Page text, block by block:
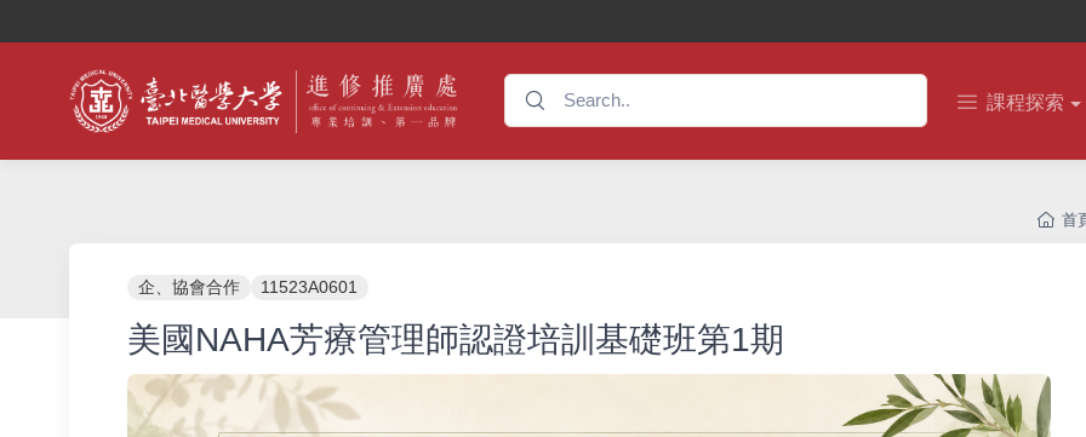
課程探索
首
企、協會合作 11523A0601
美國NAHA芳療管理師認證培訓基礎班第1期